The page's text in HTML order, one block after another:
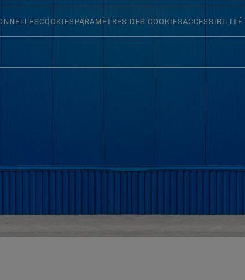
COOKIES PARAMÈTRES DES COOKIESACCESSIBILITÉ